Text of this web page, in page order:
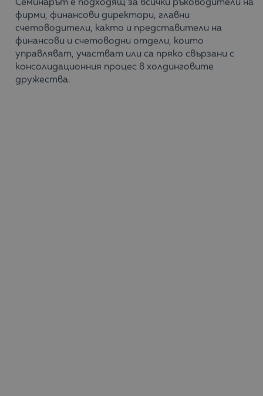
фирми, финансови директори, главни
счетоводители, както и представители на
финансови и счетоводни отдели, които
управляват, участват или са пряко свързани с
консолидационния процес в холдинговите
дружества.